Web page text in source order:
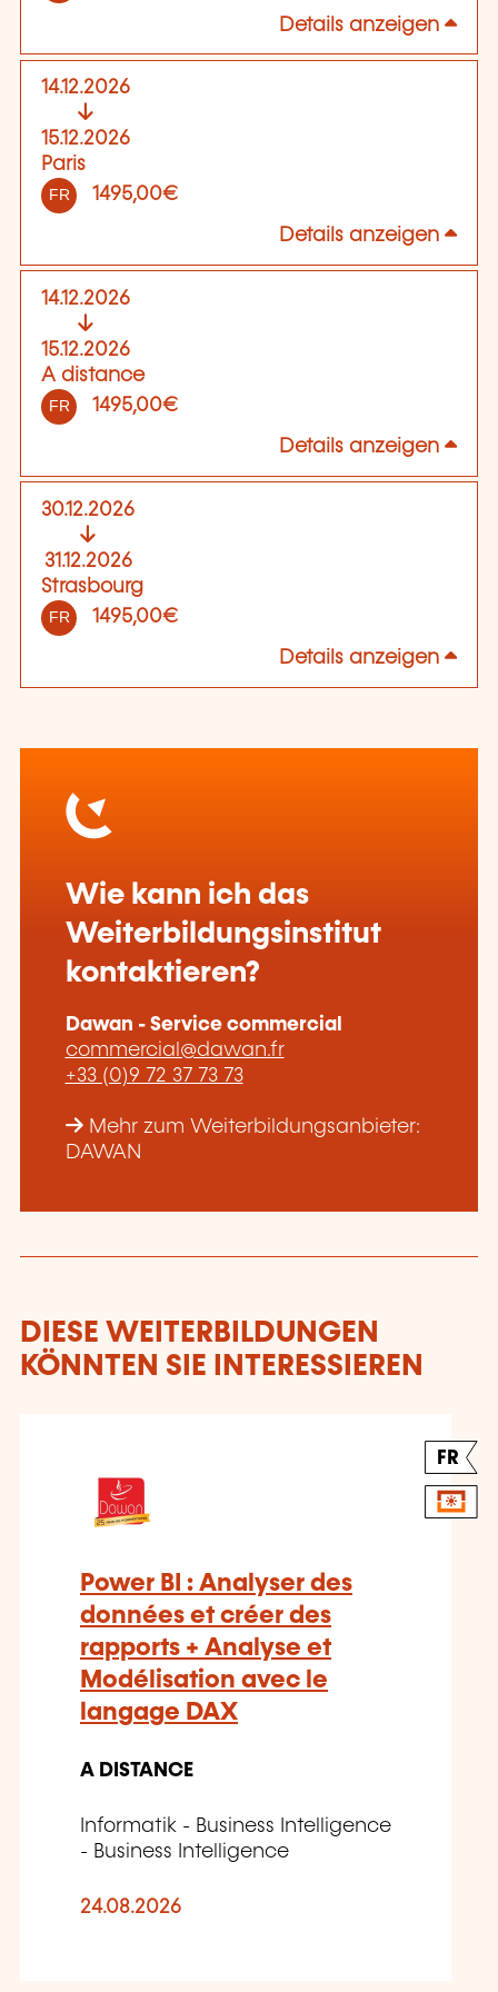
Details anzeigen
14.12.2026
15.12.2026
Paris
FR 1495,00€
Details anzeigen
14.12.2026
15.12.2026
A distance
FR 1495,00€
Details anzeigen
30.12.2026
31.12.2026
Strasbourg
FR 1495,00€
Details anzeigen
Wie kann ich das
Weiterbildungsinstitut
kontaktieren?
Dawan - Service commercial
commercial@dawan.fr
+33 (0)9 72 37 73 73
Mehr zum Weiterbildungsanbieter:
DAWAN
DIESE WEITERBILDUNGEN
KÖNNTEN SIE INTERESSIEREN
FR
Power BI : Analyser des
données et créer des
rapports + Analyse et
Modélisation avec le
langage DAX
A DISTANCE
Informatik - Business Intelligence
- Business Intelligence
24.08.2026